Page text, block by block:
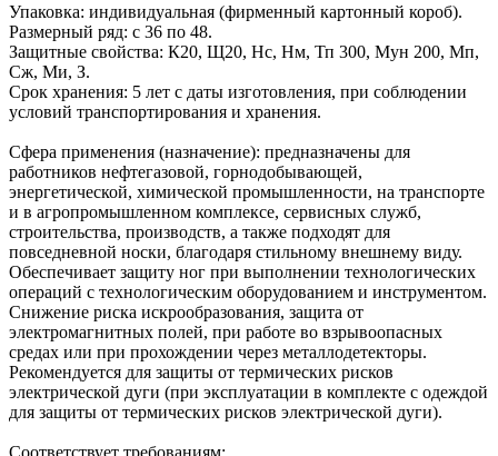
Упаковка: индивидуальная (фирменный картонный короб).
Размерный ряд: с 36 по 48.
Защитные свойства: К20, Щ20, Нс, Нм, Тп 300, Мун 200, Мп,
Сж, Ми, З.
Срок хранения: 5 лет с даты изготовления, при соблюдении
условий транспортирования и хранения.
Сфера применения (назначение): предназначены для
работников нефтегазовой, горнодобывающей,
энергетической, химической промышленности, на транспорте
и в агропромышленном комплексе, сервисных служб,
строительства, производств, а также подходят для
повседневной носки, благодаря стильному внешнему виду.
Обеспечивает защиту ног при выполнении технологических
операций с технологическим оборудованием и инструментом.
Снижение риска искрообразования, защита от
электромагнитных полей, при работе во взрывоопасных
средах или при прохождении через металлодетекторы.
Рекомендуется для защиты от термических рисков
электрической дуги (при эксплуатации в комплекте с одеждой
для защиты от термических рисков электрической дуги).
Соответствует требованиям: